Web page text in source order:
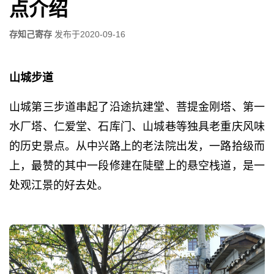
点介绍
存知己寄存 发布于2020-09-16
山城步道
山城第三步道串起了沿途抗建堂、菩提金刚塔、第一
水厂塔、仁爱堂、石库门、山城巷等独具老重庆风味
的历史景点。从中兴路上的老法院出发，一路拾级而
上，最赞的其中一段修建在陡壁上的悬空栈道，是一
处观江景的好去处。